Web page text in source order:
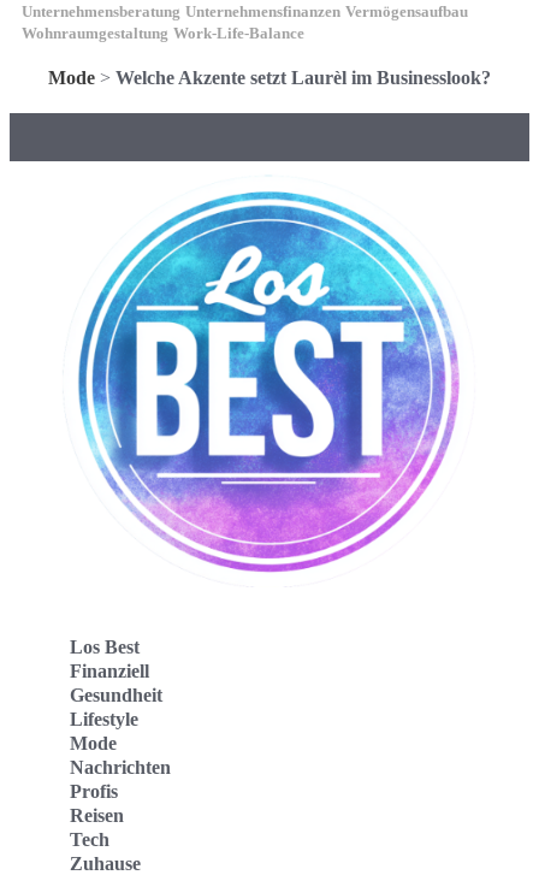
Unternehmensberatung Unternehmensfinanzen Vermögensaufbau
Wohnraumgestaltung Work-Life-Balance
Mode > Welche Akzente setzt Laurèl im Businesslook?
Los Best
Finanziell
Gesundheit
Lifestyle
Mode
Nachrichten
Profis
Reisen
Tech
Zuhause